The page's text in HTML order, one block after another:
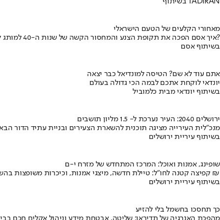
מאחורי הקלעים של הטעם הישראלי
איך אסם הפכה את תקופת הצנע והמחסור הקשה של שנות ה-40 למותג לאומי?
בשיתוף אסם
אתם עוד לא שם? הטיסה למונדיאל כבר יצאה
יונדאי לוקחת אתכם לבמה הכי גדולה בעולם
בשיתוף יונדאי מבית כלמוביל
ירושלים 2040: העיר נערכת ל- 1.5 מליון תושבים
מנכ"לית העירייה מציגה תוכנית להשארת הצעירים ובניית עתיד הדור
בשיתוף עיריית ירושלים
שופינג, אמנות ואוכל: המרכז המתחדש של מזרח י-ם
קפיצה קטנה לחו"ל: טיילת חדשה, מיצגי אמנות, וכיכרות משופצות בהשקעה של 100 מיליון ₪
בשיתוף עיריית ירושלים
כך תחסכו בחשמל בלי להזיע